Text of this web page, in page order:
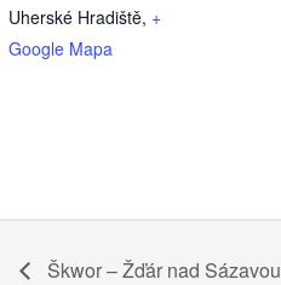
Uherské Hradiště, +
Google Mapa
Škwor – Žďár nad Sázavou